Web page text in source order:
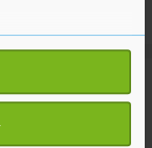
geografische
kan zijn
het actief te
(fingerprinting)